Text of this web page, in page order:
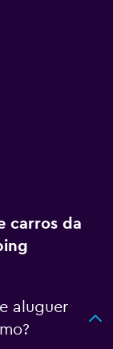
carros da
aluguer